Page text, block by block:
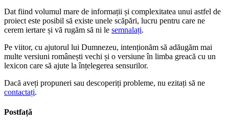
Dat fiind volumul mare de informații și complexitatea unui astfel de
proiect este posibil să existe unele scăpări, lucru pentru care ne
cerem iertare și vă rugăm să ni le semnalați.
Pe viitor, cu ajutorul lui Dumnezeu, intenționăm să adăugăm mai
multe versiuni românești vechi și o versiune în limba greacă cu un
lexicon care să ajute la înțelegerea sensurilor.
Dacă aveți propuneri sau descoperiți probleme, nu ezitați să ne
contactați.
Postfață